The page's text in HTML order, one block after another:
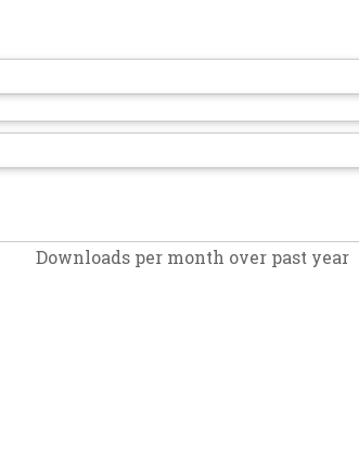
Downloads per month over past year